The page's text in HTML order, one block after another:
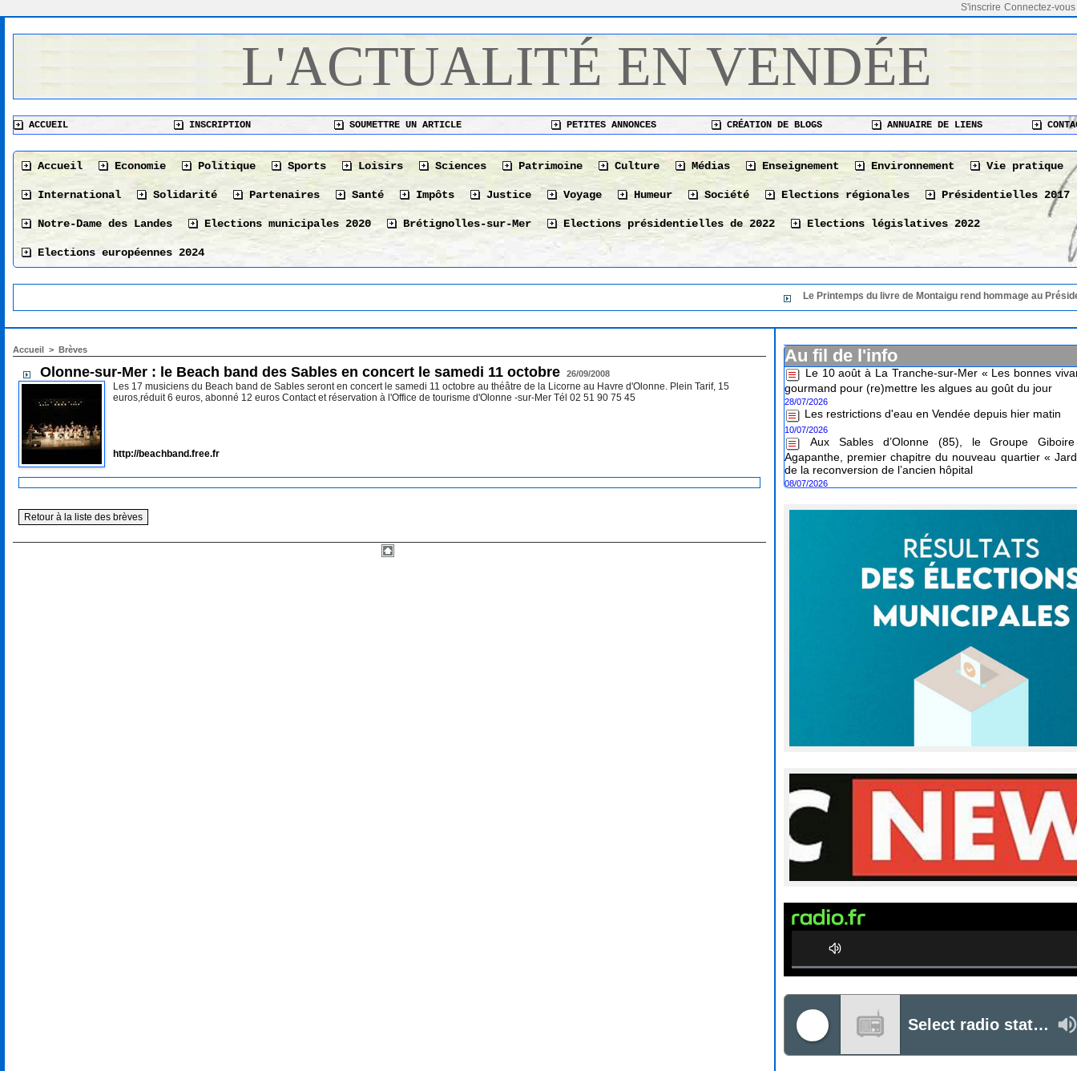
Connectez-vous
S'inscrire
L'ACTUALITÉ EN VENDÉE
ACCUEIL INSCRIPTION SOUMETTRE UN ARTICLE PETITES ANNONCES CRÉATION DE BLOGS ANNUAIRE DE LIENS
Accueil Economie Politique Sports Loisirs Sciences Patrimoine Culture Médias Enseignement Environnement Vie pratique
International Solidarité Partenaires Santé Impôts Justice Voyage Humeur Société Elections régionales Présidentielles 2017
Notre-Dame des Landes Elections municipales 2020 Brétignolles-sur-Mer Elections présidentielles de 2022 Elections législatives 2022
Elections européennes 2024
Le Printemps du livre de Montaigu rend hommage au Président de sa 36
Accueil > Brèves
Olonne-sur-Mer : le Beach band des Sables en concert le samedi 11 octobre 26/09/2008
Les 17 musiciens du Beach band de Sables seront en concert le samedi 11 octobre au théâtre de la Licorne au Havre d'Olonne. Plein Tarif, 15
euros,réduit 6 euros, abonné 12 euros Contact et réservation à l'Office de tourisme d'Olonne -sur-Mer Tél 02 51 90 75 45
http://beachband.free.fr
Retour à la liste des brèves
Au fil de l'info
36 éme édition
06/08/2026
Le 10 août à La Tranche-sur-Mer « Les bonnes
gourmand pour (re)mettre les algues au goût du jour
28/07/2026
Les restrictions d'eau en Vendée depuis hier matin
10/07/2026
Aux Sables d’Olonne (85), le Groupe
Agapanthe, premier chapitre du nouveau quartier «
de la reconversion de l’ancien hôpital
08/07/2026
0%
Complete
Select radio station